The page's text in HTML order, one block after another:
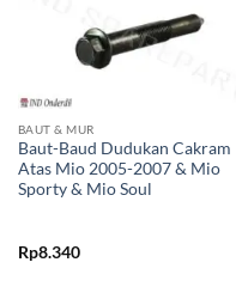
BAUT & MUR
Baut-Baud Dudukan Cakram
Atas Mio 2005-2007 & Mio
Sporty & Mio Soul
Rp8.340